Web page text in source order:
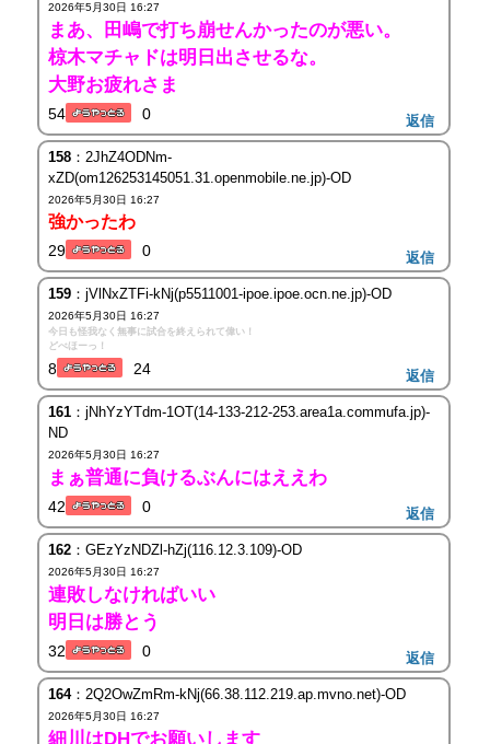
2026年5月30日 16:27
まあ、田嶋で打ち崩せんかったのが悪い。
椋木マチャドは明日出させるな。
大野お疲れさま
54 0 返信
158：2JhZ4ODNm-
xZD(om126253145051.31.openmobile.ne.jp)-OD
2026年5月30日 16:27
強かったわ
29 0 返信
159：jVlNxZTFi-kNj(p5511001-ipoe.ipoe.ocn.ne.jp)-OD
2026年5月30日 16:27
今日も怪我なく無事に試合を終えられて偉い！
どべほーっ！
8 24 返信
161：jNhYzYTdm-1OT(14-133-212-253.area1a.commufa.jp)-
ND
2026年5月30日 16:27
まぁ普通に負けるぶんにはええわ
42 0 返信
162：GEzYzNDZl-hZj(116.12.3.109)-OD
2026年5月30日 16:27
連敗しなければいい
明日は勝とう
32 0 返信
164：2Q2OwZmRm-kNj(66.38.112.219.ap.mvno.net)-OD
2026年5月30日 16:27
細川はDHでお願いします